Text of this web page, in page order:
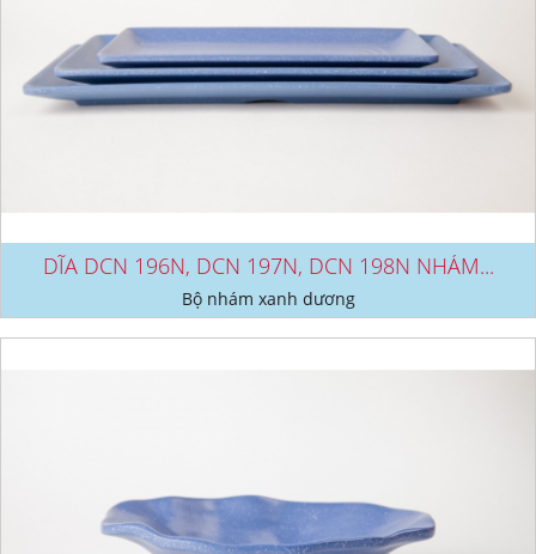
DĨA DCN 196N, DCN 197N, DCN 198N NHÁM...
Bộ nhám xanh dương